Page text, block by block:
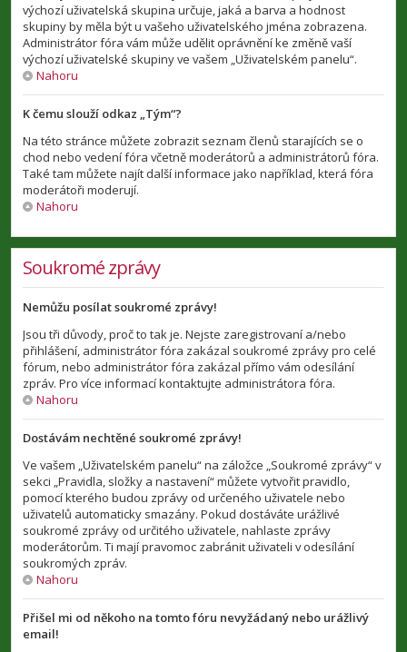
výchozí uživatelská skupina určuje, jaká a barva a hodnost
skupiny by měla být u vašeho uživatelského jména zobrazena.
Administrátor fóra vám může udělit oprávnění ke změně vaší
výchozí uživatelské skupiny ve vašem „Uživatelském panelu“.
Nahoru
K čemu slouží odkaz „Tým“?
Na této stránce můžete zobrazit seznam členů starajících se o
chod nebo vedení fóra včetně moderátorů a administrátorů fóra.
Také tam můžete najít další informace jako například, která fóra
moderátoři moderují.
Nahoru
Soukromé zprávy
Nemůžu posílat soukromé zprávy!
Jsou tři důvody, proč to tak je. Nejste zaregistrovaní a/nebo
přihlášení, administrátor fóra zakázal soukromé zprávy pro celé
fórum, nebo administrátor fóra zakázal přímo vám odesílání
zpráv. Pro více informací kontaktujte administrátora fóra.
Nahoru
Dostávám nechtěné soukromé zprávy!
Ve vašem „Uživatelském panelu“ na záložce „Soukromé zprávy“ v
sekci „Pravidla, složky a nastavení“ můžete vytvořit pravidlo,
pomocí kterého budou zprávy od určeného uživatele nebo
uživatelů automaticky smazány. Pokud dostáváte urážlivé
soukromé zprávy od určitého uživatele, nahlaste zprávy
moderátorům. Ti mají pravomoc zabránit uživateli v odesílání
soukromých zpráv.
Nahoru
Přišel mi od někoho na tomto fóru nevyžádaný nebo urážlivý
email!